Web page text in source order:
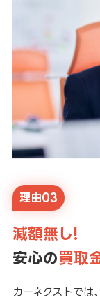
理由03
減額無し!
安心の買取
カーネクストでは